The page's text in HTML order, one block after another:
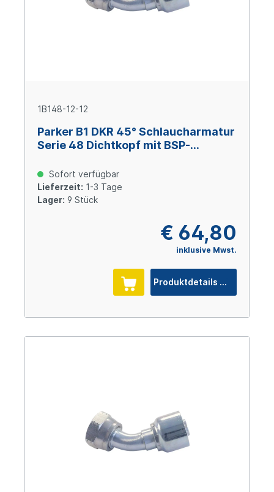
1B148-12-12
Parker B1 DKR 45° Schlaucharmatur
Serie 48 Dichtkopf mit BSP-
(DN 19), Stahl verzinkt Cr(VI)-frei
Sofort verfügbar
Lieferzeit: 1-3 Tage
Lager: 9 Stück
€ 64,80
inklusive Mwst.
Produktdetails